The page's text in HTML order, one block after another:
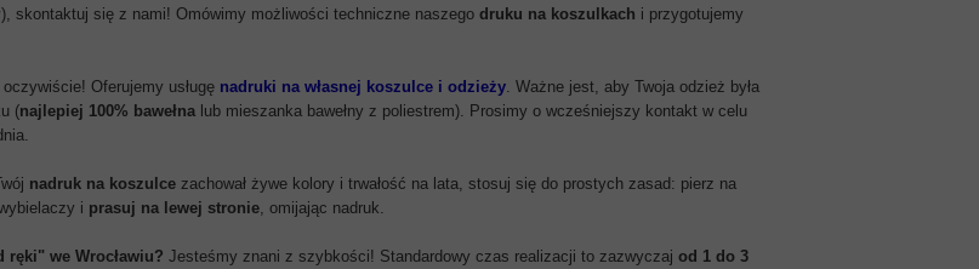
skontaktuj się z nami! Omówimy możliwości techniczne naszego druku na koszulkach i przygotujemy
Oferujemy usługę nadruki na własnej koszulce i odzieży. Ważne jest, aby Twoja odzież była
(najlepiej 100% bawełna lub mieszanka bawełny z poliestrem). Prosimy o wcześniejszy kontakt w celu
nadruk na koszulce zachował żywe kolory i trwałość na lata, stosuj się do prostych zasad: pierz na
i prasuj na lewej stronie, omijając nadruk.
we Wrocławiu? Jesteśmy znani z szybkości! Standardowy czas realizacji to zazwyczaj od 1 do 3